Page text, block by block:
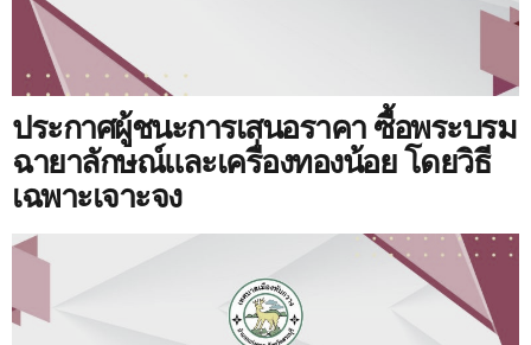
ประกาศผู้ชนะการเสนอราคา ซื้อพระบรม
ฉายาลักษณ์และเครื่องทองน้อย โดยวิธี
เฉพาะเจาะจง